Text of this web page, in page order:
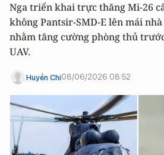
Nga triển khai trực thăng Mi-26
không Pantsir-SMD-E lên mái
nhằm tăng cường phòng thủ
UAV.
Huyền Chi08/06/2026 08:52